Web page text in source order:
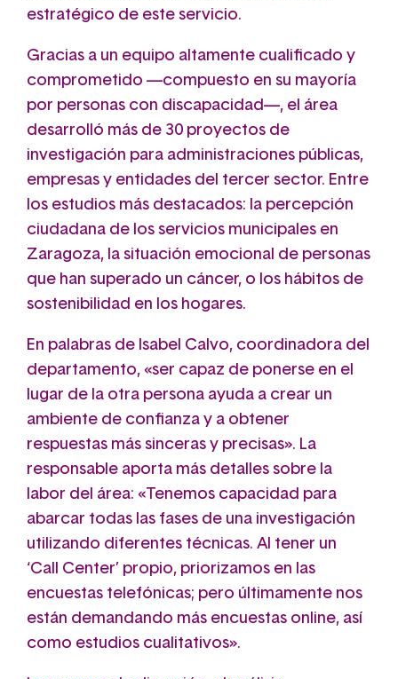
estratégico de este servicio.
Gracias a un equipo altamente cualificado y
comprometido —compuesto en su mayoría
por personas con discapacidad—, el área
desarrolló más de 30 proyectos de
investigación para administraciones públicas,
empresas y entidades del tercer sector. Entre
los estudios más destacados: la percepción
ciudadana de los servicios municipales en
Zaragoza, la situación emocional de personas
que han superado un cáncer, o los hábitos de
sostenibilidad en los hogares.
En palabras de Isabel Calvo, coordinadora del
departamento, «ser capaz de ponerse en el
lugar de la otra persona ayuda a crear un
ambiente de confianza y a obtener
respuestas más sinceras y precisas». La
responsable aporta más detalles sobre la
labor del área: «Tenemos capacidad para
abarcar todas las fases de una investigación
utilizando diferentes técnicas. Al tener un
‘Call Center’ propio, priorizamos en las
encuestas telefónicas; pero últimamente nos
están demandando más encuestas online, así
como estudios cualitativos».